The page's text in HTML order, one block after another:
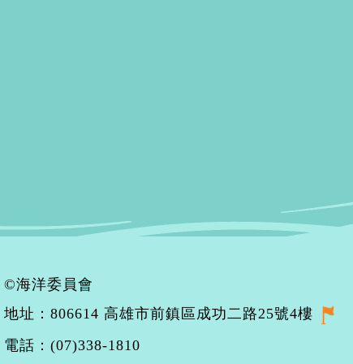
©海洋委員會
地址：806614 高雄市前鎮區成功二路25號4樓
電話：(07)338-1810